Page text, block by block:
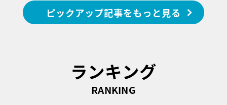
ピックアップ記事をもっと見る
ランキング
RANKING